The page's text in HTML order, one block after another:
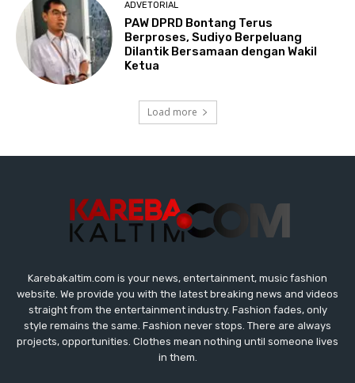
Karebakaltim.com is your news, entertainment, music fashion
website. We provide you with the latest breaking news and videos
straight from the entertainment industry. Fashion fades, only
style remains the same. Fashion never stops. There are always
projects, opportunities. Clothes mean nothing until someone lives
in them.